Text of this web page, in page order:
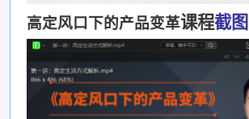
高定风口下的产品变革课程截图